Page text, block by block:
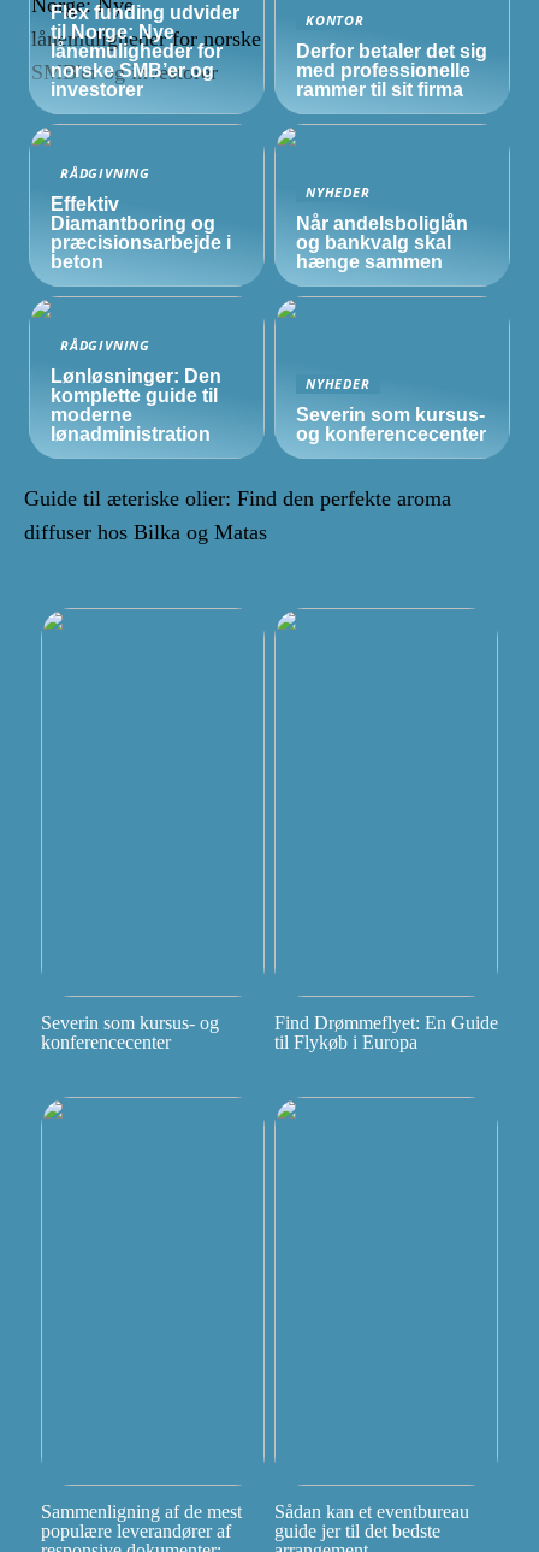
Flex funding udvider
til Norge: Nye
lånemuligheder for
norskeSMB’erog
investorer
KONTOR
Derfor betaler det sig
med professionelle
rammer til sit firma
RÅDGIVNING
Effektiv
Diamantboring og
præcisionsarbejde i
beton
NYHEDER
Når andelsboliglån
og bankvalg skal
hænge sammen
RÅDGIVNING
Lønløsninger: Den
komplette guide til
moderne
lønadministration
NYHEDER
Severin som kursus-
og konferencecenter
Guide til æteriske olier: Find den perfekte aroma
diffuser hos Bilka og Matas
Severin som kursus- og
konferencecenter
Find Drømmeflyet: En Guide
til Flykøb i Europa
Sammenligning af de mest
populære leverandører af
Sådan kan et eventbureau
guide jer til det bedste